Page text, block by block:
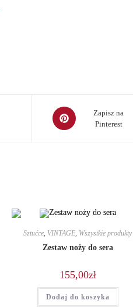
Opens
in
Zapisz na
Pinterest
Sztućce, VINTAGE, Wszystkie produkty
Zestaw noży do sera
155,00zł
Dodaj do koszyka